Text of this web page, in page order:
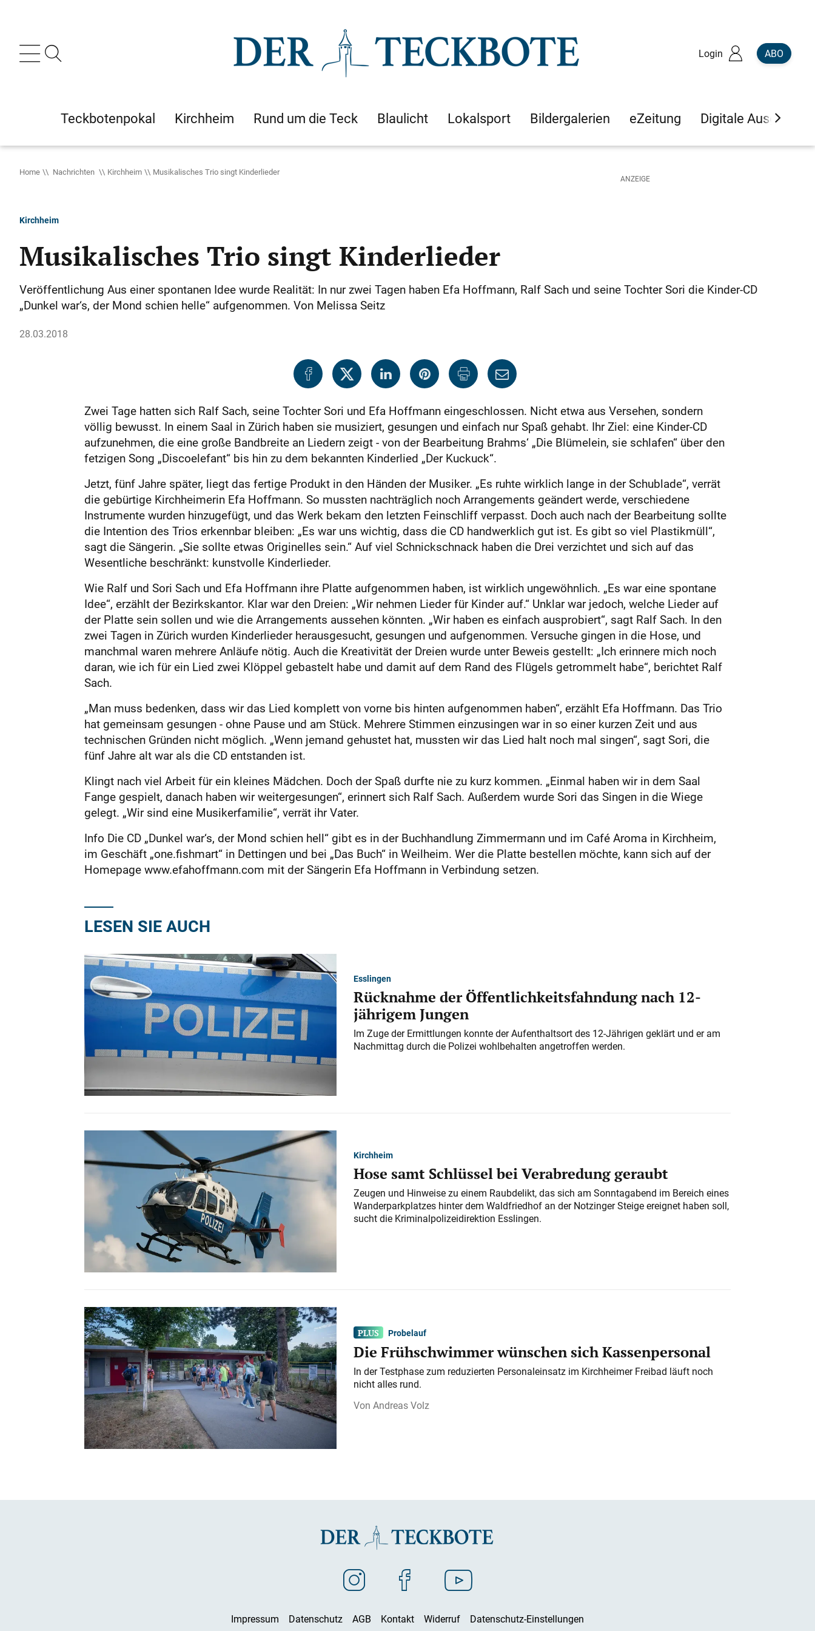
Login ABO
Teckbotenpokal Kirchheim Rund um die Teck Blaulicht Lokalsport Bildergalerien eZeitung Digitale Ausgaben
Home Nachrichten Kirchheim Musikalisches Trio singt Kinderlieder
Kirchheim
Musikalisches Trio singt Kinderlieder
Veröffentlichung Aus einer spontanen Idee wurde Realität: In nur zwei Tagen haben Efa Hoffmann, Ralf Sach und seine Tochter Sori die Kinder-CD
„Dunkel war‘s, der Mond schien helle“ aufgenommen. Von Melissa Seitz
28.03.2018
Zwei Tage hatten sich Ralf Sach, seine Tochter Sori und Efa Hoffmann eingeschlossen. Nicht etwa aus Versehen, sondern
völlig bewusst. In einem Saal in Zürich haben sie musiziert, gesungen und einfach nur Spaß gehabt. Ihr Ziel: eine Kinder-CD
aufzunehmen, die eine große Bandbreite an Liedern zeigt - von der Bearbeitung Brahms‘ „Die Blümelein, sie schlafen“ über den
fetzigen Song „Discoelefant“ bis hin zu dem bekannten Kinderlied „Der Kuckuck“.
Jetzt, fünf Jahre später, liegt das fertige Produkt in den Händen der Musiker. „Es ruhte wirklich lange in der Schublade“, verrät
die gebürtige Kirchheimerin Efa Hoffmann. So mussten nachträglich noch Arrangements geändert werde, verschiedene
Instrumente wurden hinzugefügt, und das Werk bekam den letzten Feinschliff verpasst. Doch auch nach der Bearbeitung sollte
die Intention des Trios erkennbar bleiben: „Es war uns wichtig, dass die CD handwerklich gut ist. Es gibt so viel Plastikmüll“,
sagt die Sängerin. „Sie sollte etwas Originelles sein.“ Auf viel Schnickschnack haben die Drei verzichtet und sich auf das
Wesentliche beschränkt: kunstvolle Kinderlieder.
Wie Ralf und Sori Sach und Efa Hoffmann ihre Platte aufgenommen haben, ist wirklich ungewöhnlich. „Es war eine spontane
Idee“, erzählt der Bezirkskantor. Klar war den Dreien: „Wir nehmen Lieder für Kinder auf.“ Unklar war jedoch, welche Lieder auf
der Platte sein sollen und wie die Arrangements aussehen könnten. „Wir haben es einfach ausprobiert“, sagt Ralf Sach. In den
zwei Tagen in Zürich wurden Kinderlieder herausgesucht, gesungen und aufgenommen. Versuche gingen in die Hose, und
manchmal waren mehrere Anläufe nötig. Auch die Kreativität der Dreien wurde unter Beweis gestellt: „Ich erinnere mich noch
daran, wie ich für ein Lied zwei Klöppel gebastelt habe und damit auf dem Rand des Flügels getrommelt habe“, berichtet Ralf
Sach.
„Man muss bedenken, dass wir das Lied komplett von vorne bis hinten aufgenommen haben“, erzählt Efa Hoffmann. Das Trio
hat gemeinsam gesungen - ohne Pause und am Stück. Mehrere Stimmen einzusingen war in so einer kurzen Zeit und aus
technischen Gründen nicht möglich. „Wenn jemand gehustet hat, mussten wir das Lied halt noch mal singen“, sagt Sori, die
fünf Jahre alt war als die CD entstanden ist.
Klingt nach viel Arbeit für ein kleines Mädchen. Doch der Spaß durfte nie zu kurz kommen. „Einmal haben wir in dem Saal
Fange gespielt, danach haben wir weitergesungen“, erinnert sich Ralf Sach. Außerdem wurde Sori das Singen in die Wiege
gelegt. „Wir sind eine Musikerfamilie“, verrät ihr Vater.
Info Die CD „Dunkel war‘s, der Mond schien hell“ gibt es in der Buchhandlung Zimmermann und im Café Aroma in Kirchheim,
im Geschäft „one.fishmart“ in Dettingen und bei „Das Buch“ in Weilheim. Wer die Platte bestellen möchte, kann sich auf der
Homepage www.efahoffmann.com mit der Sängerin Efa Hoffmann in Verbindung setzen.
LESEN SIE AUCH
Esslingen
Rücknahme der Öffentlichkeitsfahndung nach 12-
jährigem Jungen
Im Zuge der Ermittlungen konnte der Aufenthaltsort des 12-Jährigen geklärt und er am
Nachmittag durch die Polizei wohlbehalten angetroffen werden.
Kirchheim
Hose samt Schlüssel bei Verabredung geraubt
Zeugen und Hinweise zu einem Raubdelikt, das sich am Sonntagabend im Bereich eines
Wanderparkplatzes hinter dem Waldfriedhof an der Notzinger Steige ereignet haben soll,
sucht die Kriminalpolizeidirektion Esslingen.
Probelauf
Die Frühschwimmer wünschen sich Kassenpersonal
In der Testphase zum reduzierten Personaleinsatz im Kirchheimer Freibad läuft noch
nicht alles rund.
Andreas Volz
Impressum Datenschutz AGB Kontakt Widerruf Datenschutz-Einstellungen